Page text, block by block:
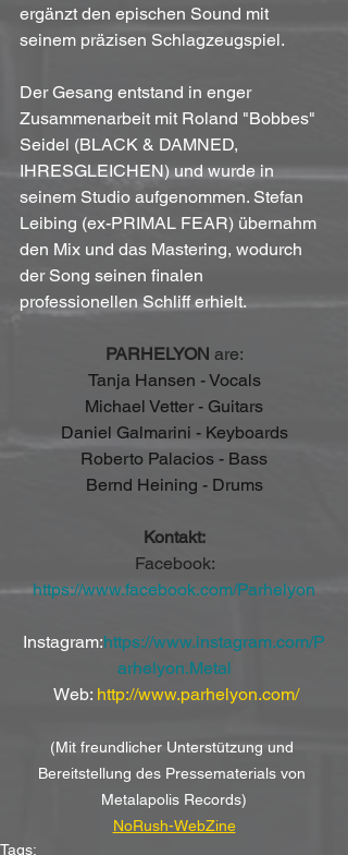
ergänzt den epischen Sound mit
seinem präzisen Schlagzeugspiel.
Der Gesang entstand in enger
Zusammenarbeit mit Roland "Bobbes"
Seidel (BLACK & DAMNED,
IHRESGLEICHEN) und wurde in
seinem Studio aufgenommen. Stefan
Leibing (ex-PRIMAL FEAR) übernahm
den Mix und das Mastering, wodurch
der Song seinen finalen
professionellen Schliff erhielt.
PARHELYON are:
Tanja Hansen - Vocals
Michael Vetter - Guitars
Daniel Galmarini - Keyboards
Roberto Palacios - Bass
Bernd Heining - Drums
Kontakt:
Facebook:
https://www.facebook.com/Parhelyon
Instagram:https://www.instagram.com/P
arhelyon.Metal
Web: http://www.parhelyon.com/
(Mit freundlicher Unterstützung und
Bereitstellung des Pressematerials von
Metalapolis Records)
NoRush-WebZine
Tags: